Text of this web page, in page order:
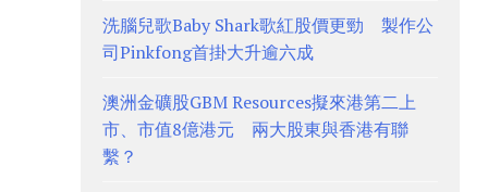
洗腦兒歌Baby Shark歌紅股價更勁 製作公
司Pinkfong首掛大升逾六成
澳洲金礦股GBM Resources擬來港第二上
市、市值8億港元 兩大股東與香港有聯
繫？